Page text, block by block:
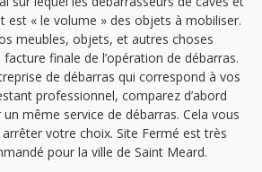
est « le volume » des objets à mobiliser.
meubles, objets, et autres choses
finale de l’opération de débarras.
de débarras qui correspond à vos
professionnel, comparez d’abord
même service de débarras. Cela vous
votre choix. Site Fermé est très
pour la ville de Saint Meard.